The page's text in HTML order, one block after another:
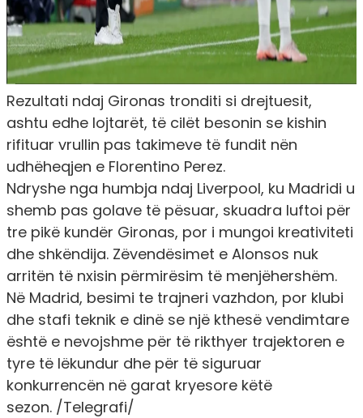
Rezultati ndaj Gironas tronditi si drejtuesit,
ashtu edhe lojtarët, të cilët besonin se kishin
rifituar vrullin pas takimeve të fundit nën
udhëheqjen e Florentino Perez.
Ndryshe nga humbja ndaj Liverpool, ku Madridi u
shemb pas golave të pësuar, skuadra luftoi për
tre pikë kundër Gironas, por i mungoi kreativiteti
dhe shkëndija. Zëvendësimet e Alonsos nuk
arritën të nxisin përmirësim të menjëhershëm.
Në Madrid, besimi te trajneri vazhdon, por klubi
dhe stafi teknik e dinë se një kthesë vendimtare
është e nevojshme për të rikthyer trajektoren e
tyre të lëkundur dhe për të siguruar
konkurrencën në garat kryesore këtë
sezon. /Telegrafi/